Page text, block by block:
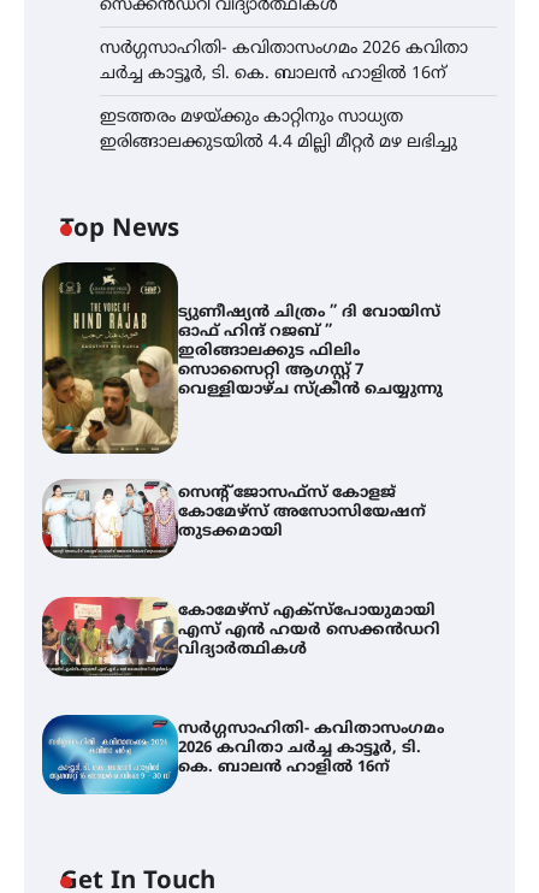
സെക്കൻഡറി വിദ്യാർത്ഥികൾ
സർഗ്ഗസാഹിതി- കവിതാസംഗമം 2026 കവിതാ
ചർച്ച കാട്ടൂർ, ടി. കെ. ബാലൻ ഹാളിൽ 16ന്
ഇടത്തരം മഴയ്ക്കും കാറ്റിനും സാധ്യത
ഇരിങ്ങാലക്കുടയിൽ 4.4 മില്ലി മീറ്റർ മഴ ലഭിച്ചു
Top News
ട്യുണീഷ്യൻ ചിത്രം ” ദി വോയിസ്
ഓഫ് ഹിന്ദ് റജബ് ”
ഇരിങ്ങാലക്കുട ഫിലിം
സൊസൈറ്റി ആഗസ്റ്റ് 7
വെള്ളിയാഴ്ച സ്‌ക്രീൻ ചെയ്യുന്നു
സെന്റ് ജോസഫ്സ് കോളജ്
കോമേഴ്‌സ് അസോസിയേഷന്
തുടക്കമായി
കോമേഴ്സ് എക്സ്പോയുമായി
എസ് എൻ ഹയർ സെക്കൻഡറി
വിദ്യാർത്ഥികൾ
സർഗ്ഗസാഹിതി- കവിതാസംഗമം
2026 കവിതാ ചർച്ച കാട്ടൂർ, ടി.
കെ. ബാലൻ ഹാളിൽ 16ന്
Get In Touch